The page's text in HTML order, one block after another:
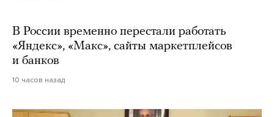
В России временно перестали работать
«Яндекс», «Макс», сайты маркетплейсов
и банков
10 часов назад